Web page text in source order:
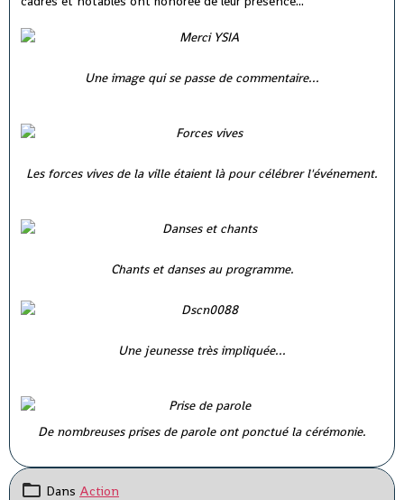
Une image qui se passe de commentaire...
Les forces vives de la ville étaient là pour célébrer l'événement.
Chants et danses au programme.
Une jeunesse très impliquée...
De nombreuses prises de parole ont ponctué la cérémonie.
Dans Action